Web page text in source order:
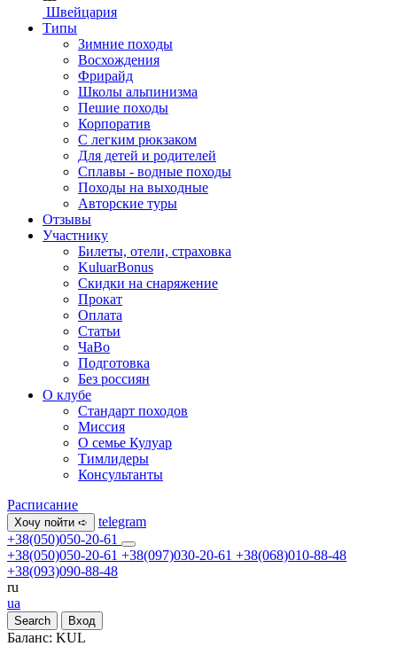
Швейцария
Типы
Зимние походы
Восхождения
Фрирайд
Школы альпинизма
Пешие походы
Корпоратив
С легким рюкзаком
Для детей и родителей
Сплавы - водные походы
Походы на выходные
Авторские туры
Отзывы
Участнику
Билеты, отели, страховка
KuluarBonus
Скидки на снаряжение
Прокат
Оплата
Статьи
ЧаВо
Подготовка
Без россиян
О клубе
Стандарт походов
Миссия
О семье Кулуар
Тимлидеры
Консультанты
Расписание
Хочу пойти ➪
telegram
+38(050)050-20-61
+38(050)050-20-61 +38(097)030-20-61 +38(068)010-88-48
+38(093)090-88-48
ru
ua
Search Вход
Баланс: KUL